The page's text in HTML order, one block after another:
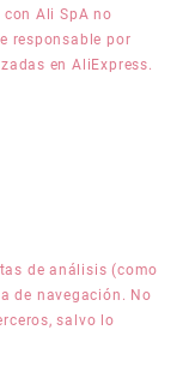
Ali SpA no
responsable por
en AliExpress.
de análisis (como
de navegación. No
salvo lo